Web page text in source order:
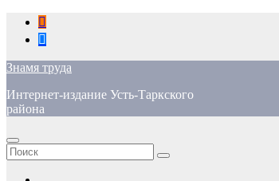
Перейти
содержимому
Знамя труда
Интернет-издание Усть-Таркского
района